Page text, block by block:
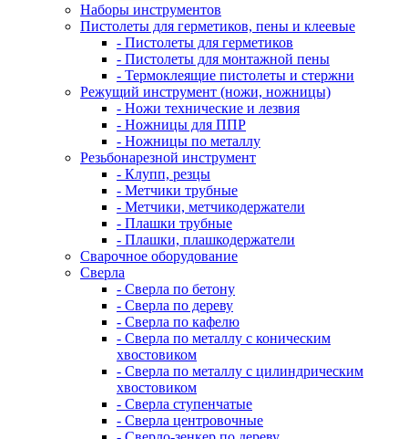
Наборы инструментов
Пистолеты для герметиков, пены и клеевые
- Пистолеты для герметиков
- Пистолеты для монтажной пены
- Термоклеящие пистолеты и стержни
Режущий инструмент (ножи, ножницы)
- Ножи технические и лезвия
- Ножницы для ППР
- Ножницы по металлу
Резьбонарезной инструмент
- Клупп, резцы
- Метчики трубные
- Метчики, метчикодержатели
- Плашки трубные
- Плашки, плашкодержатели
Сварочное оборудование
Сверла
- Сверла по бетону
- Сверла по дереву
- Сверла по кафелю
- Сверла по металлу с коническим
хвостовиком
- Сверла по металлу с цилиндрическим
хвостовиком
- Сверла ступенчатые
- Сверла центровочные